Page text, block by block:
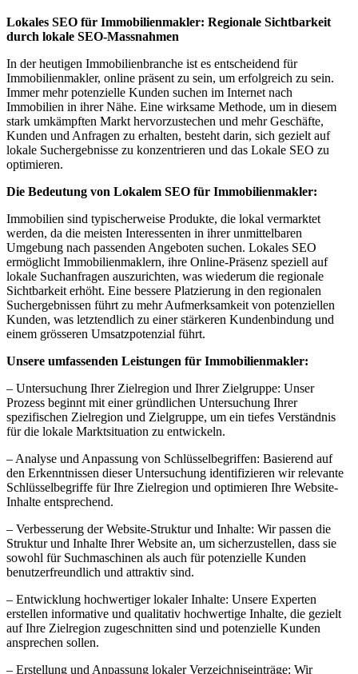
Lokales SEO für Immobilienmakler: Regionale Sichtbarkeit
durch lokale SEO-Massnahmen
In der heutigen Immobilienbranche ist es entscheidend für
Immobilienmakler, online präsent zu sein, um erfolgreich zu sein.
Immer mehr potenzielle Kunden suchen im Internet nach
Immobilien in ihrer Nähe. Eine wirksame Methode, um in diesem
stark umkämpften Markt hervorzustechen und mehr Geschäfte,
Kunden und Anfragen zu erhalten, besteht darin, sich gezielt auf
lokale Suchergebnisse zu konzentrieren und das Lokale SEO zu
optimieren.
Die Bedeutung von Lokalem SEO für Immobilienmakler:
Immobilien sind typischerweise Produkte, die lokal vermarktet
werden, da die meisten Interessenten in ihrer unmittelbaren
Umgebung nach passenden Angeboten suchen. Lokales SEO
ermöglicht Immobilienmaklern, ihre Online-Präsenz speziell auf
lokale Suchanfragen auszurichten, was wiederum die regionale
Sichtbarkeit erhöht. Eine bessere Platzierung in den regionalen
Suchergebnissen führt zu mehr Aufmerksamkeit von potenziellen
Kunden, was letztendlich zu einer stärkeren Kundenbindung und
einem grösseren Umsatzpotenzial führt.
Unsere umfassenden Leistungen für Immobilienmakler:
– Untersuchung Ihrer Zielregion und Ihrer Zielgruppe: Unser
Prozess beginnt mit einer gründlichen Untersuchung Ihrer
spezifischen Zielregion und Zielgruppe, um ein tiefes Verständnis
für die lokale Marktsituation zu entwickeln.
– Analyse und Anpassung von Schlüsselbegriffen: Basierend auf
den Erkenntnissen dieser Untersuchung identifizieren wir relevante
Schlüsselbegriffe für Ihre Zielregion und optimieren Ihre Website-
Inhalte entsprechend.
– Verbesserung der Website-Struktur und Inhalte: Wir passen die
Struktur und Inhalte Ihrer Website an, um sicherzustellen, dass sie
sowohl für Suchmaschinen als auch für potenzielle Kunden
benutzerfreundlich und attraktiv sind.
– Entwicklung hochwertiger lokaler Inhalte: Unsere Experten
erstellen informative und qualitativ hochwertige Inhalte, die gezielt
auf Ihre Zielregion zugeschnitten sind und potenzielle Kunden
ansprechen sollen.
– Erstellung und Anpassung lokaler Verzeichniseinträge: Wir